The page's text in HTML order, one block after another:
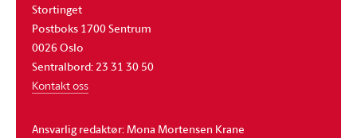
Stortinget
Postboks 1700 Sentrum
0026 Oslo
Sentralbord: 23 31 30 50
Kontakt oss
Ansvarlig redaktør: Mona Mortensen Krane